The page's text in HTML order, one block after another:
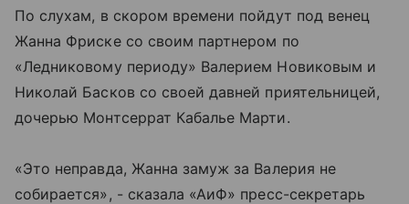
По слухам, в скором времени пойдут под венец
Жанна Фриске со своим партнером по
«Ледниковому периоду» Валерием Новиковым и
Николай Басков со своей давней приятельницей,
дочерью Монтсеррат Кабалье Марти.
«Это неправда, Жанна замуж за Валерия не
собирается», - сказала «АиФ» пресс-секретарь